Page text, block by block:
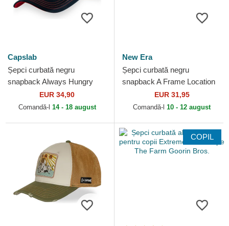
Capslab
Șepci curbată negru
snapback Always Hungry
KFP TAKB Po Kung Fu
Panda de Capslab
EUR 34,90
Comandă-l 14 - 18 august
New Era
Șepci curbată negru
snapback A Frame Location
de Austin Ciudades y Playas
Texas de New Era
EUR 31,95
Comandă-l 10 - 12 august
COPIL